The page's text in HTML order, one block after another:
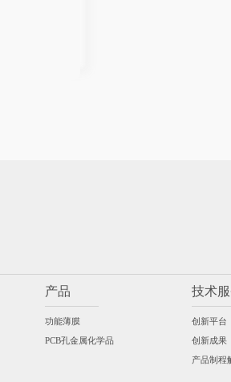
产品
功能薄膜
PCB孔金属化学品
技术
创新平台
创新成果
产品制程